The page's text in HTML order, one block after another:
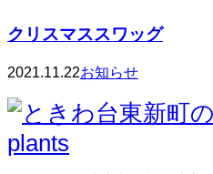
クリスマススワッグ
2021.11.22お知らせ